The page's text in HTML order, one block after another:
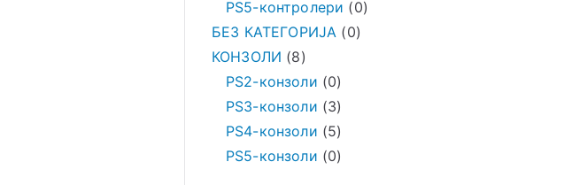
PS5-контролери
0
БЕЗ КАТЕГОРИЈА
0
КОНЗОЛИ
8
PS2-конзоли
0
PS3-конзоли
3
PS4-конзоли
5
PS5-конзоли
0